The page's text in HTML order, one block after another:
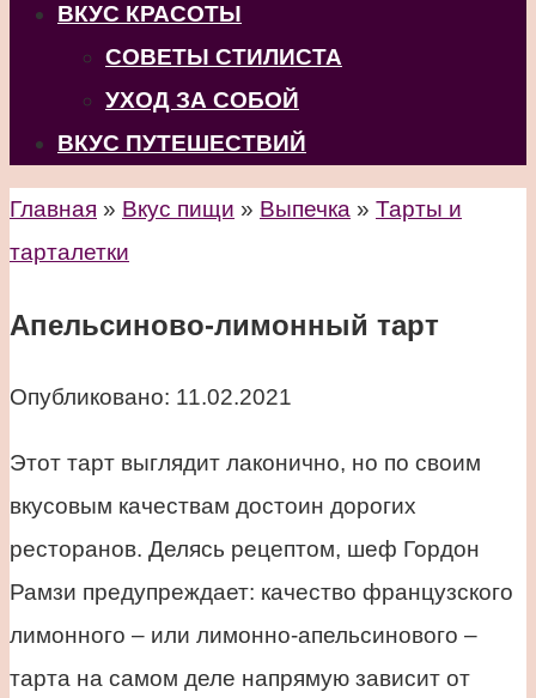
ВКУС КРАСОТЫ
СОВЕТЫ СТИЛИСТА
УХОД ЗА СОБОЙ
ВКУС ПУТЕШЕСТВИЙ
Главная » Вкус пищи » Выпечка » Тарты и
тарталетки
Апельсиново-лимонный тарт
Опубликовано: 11.02.2021
Этот тарт выглядит лаконично, но по своим
вкусовым качествам достоин дорогих
ресторанов. Делясь рецептом, шеф Гордон
Рамзи предупреждает: качество французского
лимонного – или лимонно-апельсинового –
тарта на самом деле напрямую зависит от